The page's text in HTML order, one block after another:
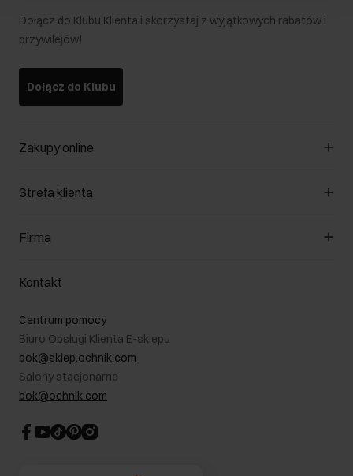
Dołącz do Klubu Klienta i skorzystaj z wyjątkowych rabatów i
przywilejów!
Dołącz do Klubu
Zakupy online
Zarządzaj cookies
Formy płatności
Jak dokonać zwrotu?
Strefa klienta
Klub Klienta
Zwróć produkty
W podróży
Karta podarunkowa
Bezpieczne zakupy
Blog
Firma
O nas
Salony
B2B - Sprzedaż dla firm
RODO- Polityka prywatności
Informacje prawne
Dla akcjonariuszy
CSR
Kontakt
Centrum pomocy
Biuro Obsługi Klienta E-sklepu
bok@sklep.ochnik.com
Salony stacjonarne
bok@ochnik.com